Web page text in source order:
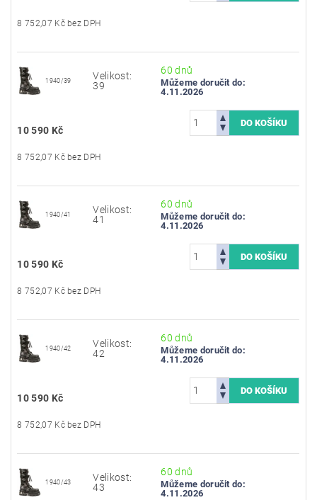
8 752,07 Kč bez DPH
1940/39
Velikost:
39
60 dnů
Můžeme doručit do:
4.11.2026
10 590 Kč
8 752,07 Kč bez DPH
1940/41
Velikost:
41
60 dnů
Můžeme doručit do:
4.11.2026
10 590 Kč
8 752,07 Kč bez DPH
1940/42
Velikost:
42
60 dnů
Můžeme doručit do:
4.11.2026
10 590 Kč
8 752,07 Kč bez DPH
1940/43
Velikost:
43
60 dnů
Můžeme doručit do:
4.11.2026